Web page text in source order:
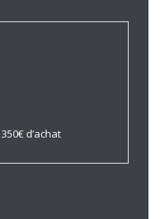
d’achat